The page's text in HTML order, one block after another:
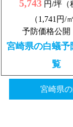
5,743円/坪（
（1,741円/
予防価格公開
宮崎県の白蟻予
覧
宮崎県